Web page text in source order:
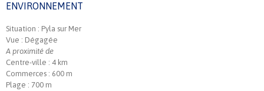
ENVIRONNEMENT
Situation : Pyla sur Mer
Vue : Dégagée
A proximité de
Centre-ville : 4 km
Commerces : 600 m
Plage : 700 m